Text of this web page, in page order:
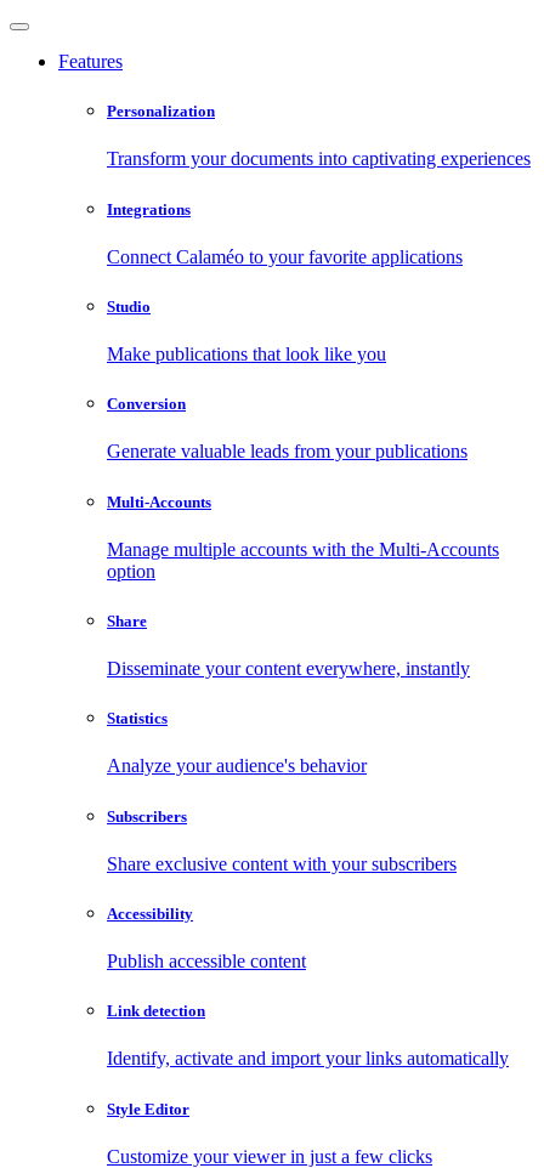
Features
Personalization
Transform your documents into captivating experiences
Integrations
Connect Calaméo to your favorite applications
Studio
Make publications that look like you
Conversion
Generate valuable leads from your publications
Multi-Accounts
Manage multiple accounts with the Multi-Accounts
option
Share
Disseminate your content everywhere, instantly
Statistics
Analyze your audience's behavior
Subscribers
Share exclusive content with your subscribers
Accessibility
Publish accessible content
Link detection
Identify, activate and import your links automatically
Style Editor
Customize your viewer in just a few clicks